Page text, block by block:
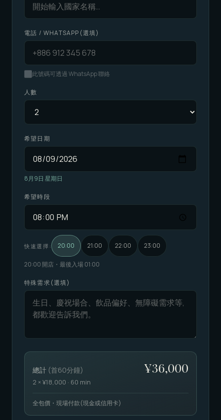
電話 / WHATSAPP(選填)
此號碼可透過 WhatsApp 聯絡
人數
希望日期
8月9日 星期日
希望時段
快速選擇 : 20:00 21:00 22:00 23:00
20:00 開店・最後入場 01:00
特殊需求(選填)
總計 (首60分鐘) ¥36,000
2 × ¥18,000 · 60 min
全包價・現場付款(現金或信用卡)